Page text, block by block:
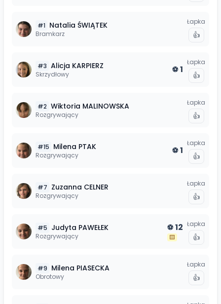
#1 Natalia ŚWIĄTEK
Bramkarz
Łapka
👍
#3 Alicja KARPIERZ
Skrzydłowy ⚽ 1
Łapka
👍
#2 Wiktoria MALINOWSKA
Rozgrywający
Łapka
👍
#15 Milena PTAK
Rozgrywający ⚽ 1
Łapka
👍
#7 Zuzanna CELNER
Rozgrywający
Łapka
👍
#5 Judyta PAWEŁEK
Rozgrywający
⚽ 12
🟨
Łapka
👍
#9 Milena PIASECKA
Obrotowy
Łapka
👍